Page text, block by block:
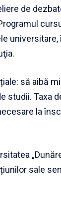
de
să aibă
studii. Taxa
la
sale